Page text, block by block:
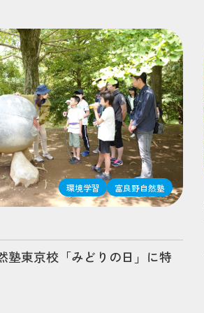
環境学習 富良野自然塾
塾東京校「みどりの日」に特